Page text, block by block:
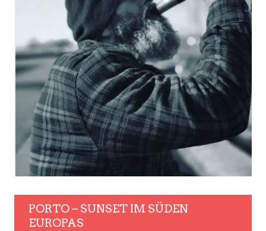
PORTO – SUNSET IM SÜDEN
EUROPAS